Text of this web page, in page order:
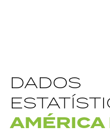
DADOS
AMÉRICA